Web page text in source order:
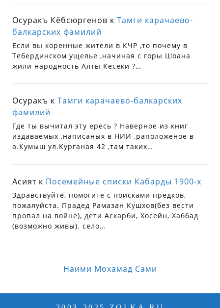
Осуракъ Кёбсюргенов кТамги карачаево-
балкарских фамилий
Если вы коренные жители в КЧР ,то почему в
Тебердинском ущелье ,начиная с горы Шоана
жили народность Алты Кесеки ?…
Осуракъ кТамги карачаево-балкарских
фамилий
Где ты вычитал эту ересь ? Наверное из книг
издаваемых ,написаных в НИИ ,раположеное в
а.Кумыш ул.Курганая 42 ,там таких…
Асият к Посемейные списки Кабарды 1900-х
Здравствуйте, помогите с поисками предков,
пожалуйста. Прадед Рамазан Кушхов(без вести
пропал на войне), дети Аскарби, Хосейн, Хаббад
(возможно живы). село…
Наими Мохамад Сами